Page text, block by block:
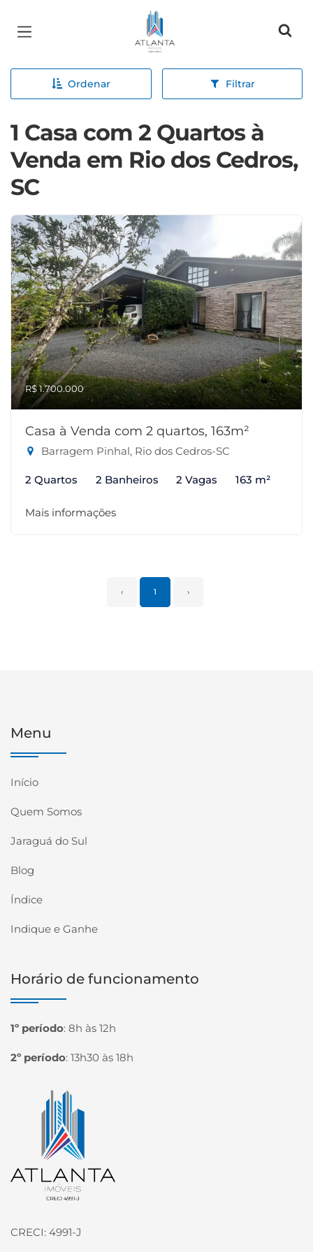
Página inicial
Ordenar Filtrar
1 Casa com 2 Quartos à
Venda em Rio dos Cedros,
SC
R$ 1.700.000
Casa à Venda com 2 quartos, 163m²
Barragem Pinhal, Rio dos Cedros-SC
2 Quartos 2 Banheiros 2 Vagas 163 m²
Mais informações
‹ 1 ›
Menu
Início
Quem Somos
Jaraguá do Sul
Blog
Índice
Indique e Ganhe
Horário de funcionamento
1º período: 8h às 12h
2º período: 13h30 às 18h
Página inicial
CRECI: 4991-J